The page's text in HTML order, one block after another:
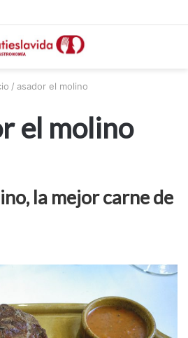
/ asador el molino
el molino
la mejor carne de